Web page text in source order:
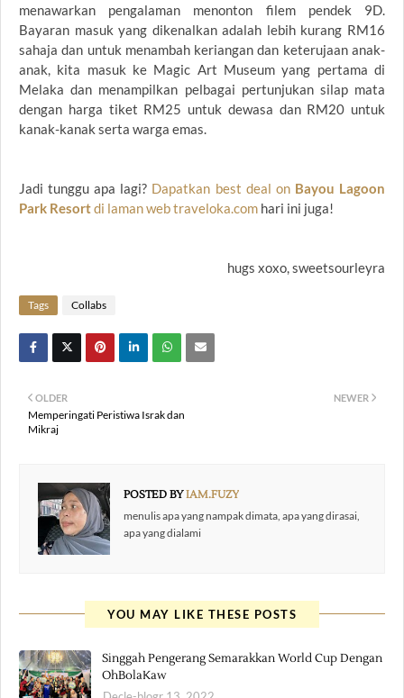
menawarkan pengalaman menonton filem pendek 9D.
Bayaran masuk yang dikenalkan adalah lebih kurang RM16
sahaja dan untuk menambah keriangan dan keterujaan anak-
anak, kita masuk ke Magic Art Museum yang pertama di
Melaka dan menampilkan pelbagai pertunjukan silap mata
dengan harga tiket RM25 untuk dewasa dan RM20 untuk
kanak-kanak serta warga emas.
Jadi tunggu apa lagi? Dapatkan best deal on Bayou Lagoon
Park Resortdi laman web traveloka.com hari ini juga!
hugs xoxo, sweetsourleyra
Tags Collabs
NEWER
OLDER
Memperingati Peristiwa Israk dan
Mikraj
POSTED BYIAM.FUZY
menulis apa yang nampak dimata, apa yang dirasai,
apa yang dialami
YOU MAY LIKE THESE POSTS
Singgah Pengerang Semarakkan World Cup Dengan
OhBolaKaw